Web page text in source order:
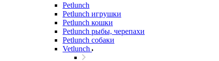
Petlunch
Petlunch игрушки
Petlunch кошки
Petlunch рыбы, черепахи
Petlunch собаки
Vetlunch